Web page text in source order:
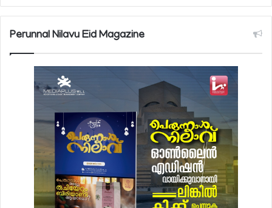
Perunnal Nilavu Eid Magazine